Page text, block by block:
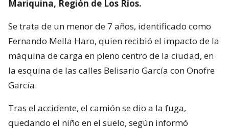
Mariquina, Región de Los Ríos.
Se trata de un menor de 7 años, identificado como
Fernando Mella Haro, quien recibió el impacto de la
máquina de carga en pleno centro de la ciudad, en
la esquina de las calles Belisario García con Onofre
García.
Tras el accidente, el camión se dio a la fuga,
quedando el niño en el suelo, según informó